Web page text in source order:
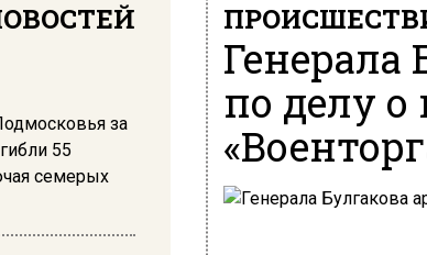
за
55
семерых
Генерала
по делу